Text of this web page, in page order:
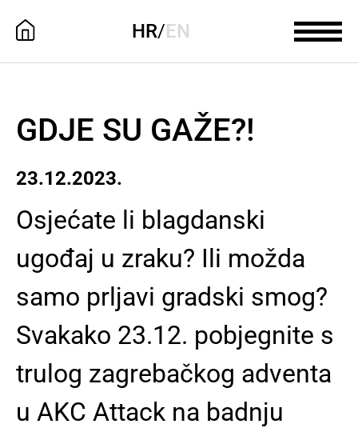
HR/EN
GDJE SU GAŽE?!
23.12.2023.
Osjećate li blagdanski
ugođaj u zraku? Ili možda
samo prljavi gradski smog?
Svakako 23.12. pobjegnite s
trulog zagrebačkog adventa
u AKC Attack na badnju